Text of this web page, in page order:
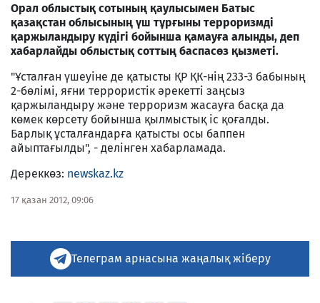
Орал облыстық сотының қаулысымен Батыс
қазақстан облысының үш тұрғыны терроризмді
қаржыландыру күдігі бойынша қамауға алынды, деп
хабарлайды облыстық соттың баспасөз қызметі.
"Ұсталған үшеуіне де қатысты ҚР ҚК-нің 233-3 бабының
2-бөлімі, яғни террористік әрекетті заңсыз
қаржыландыру және терроризм жасауға басқа да
көмек көрсету бойынша қылмыстық іс қоғалды.
Барлық ұсталғандарға қатысты осы баппен
айыптағылды", - делінген хабарламада.
Дереккөз: newskaz.kz
17 қазан 2012, 09:06
Телеграм арнасына жаңалық жіберу